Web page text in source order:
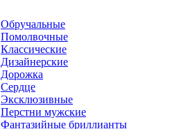
Обручальные
Помолвочные
Классические
Дизайнерские
Дорожка
Сердце
Эксклюзивные
Перстни мужские
Фантазийные бриллианты